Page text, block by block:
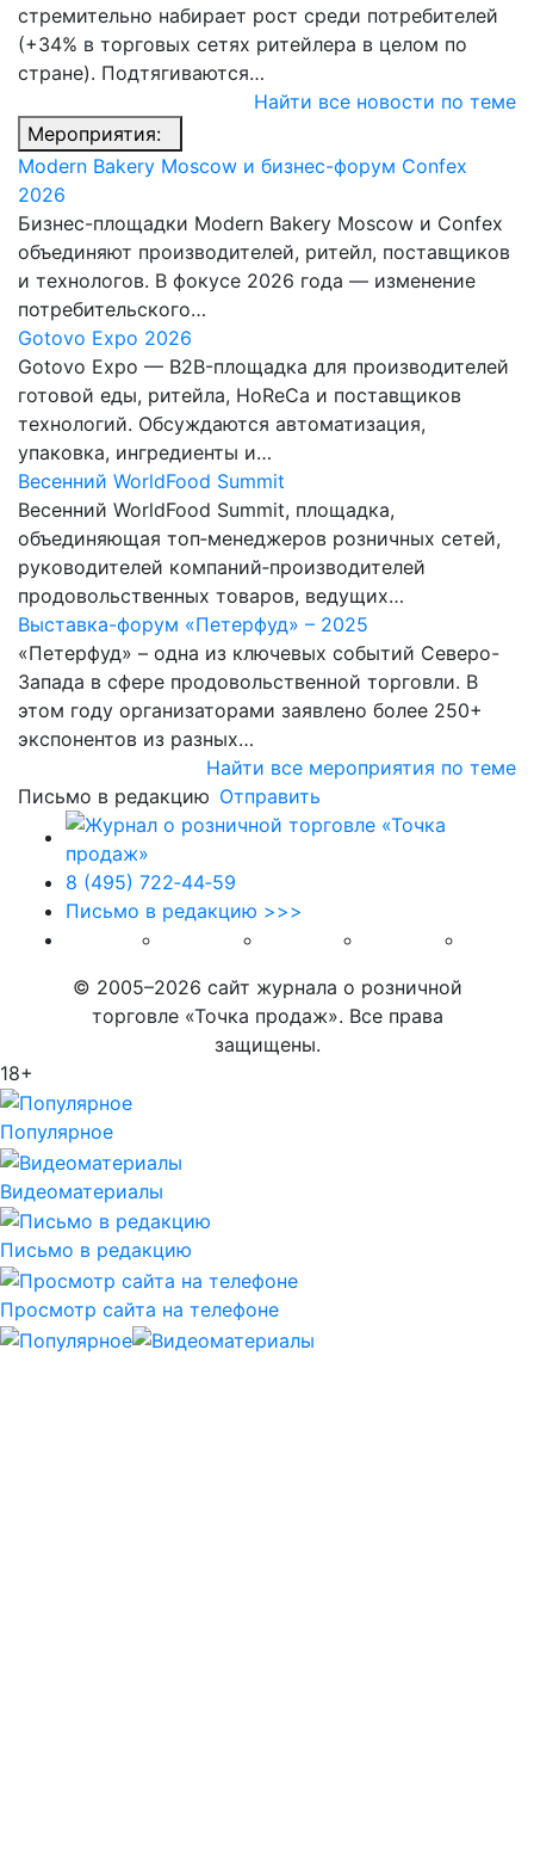
стремительно набирает рост среди потребителей
(+34% в торговых сетях ритейлера в целом по
стране). Подтягиваются…
Найти все новости по теме
Мероприятия:
Modern Bakery Moscow и бизнес-форум Confex
2026
Бизнес-площадки Modern Bakery Moscow и Confex
объединяют производителей, ритейл, поставщиков
и технологов. В фокусе 2026 года — изменение
потребительского…
Gotovo Expo 2026
Gotovo Expo — B2B-площадка для производителей
готовой еды, ритейла, HoReCa и поставщиков
технологий. Обсуждаются автоматизация,
упаковка, ингредиенты и…
Весенний WorldFood Summit
Весенний WorldFood Summit, площадка,
объединяющая топ‑менеджеров розничных сетей,
руководителей компаний‑производителей
продовольственных товаров, ведущих…
Выставка-форум «Петерфуд» – 2025
«Петерфуд» – одна из ключевых событий Северо-
Запада в сфере продовольственной торговли. В
этом году организаторами заявлено более 250+
экспонентов из разных…
Найти все мероприятия по теме
Письмо в редакцию Отправить
8 (495) 722‑44‑59
Письмо в редакцию >>>
© 2005–2026 сайт журнала о розничной
торговле «Точка продаж». Все права
защищены.
18+
Популярное
Видеоматериалы
Письмо в редакцию
Просмотр сайта на телефоне